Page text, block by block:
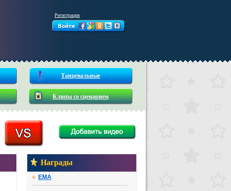
Регистрация
Танцевальные
Клипы со сценарием
Награды
EMA